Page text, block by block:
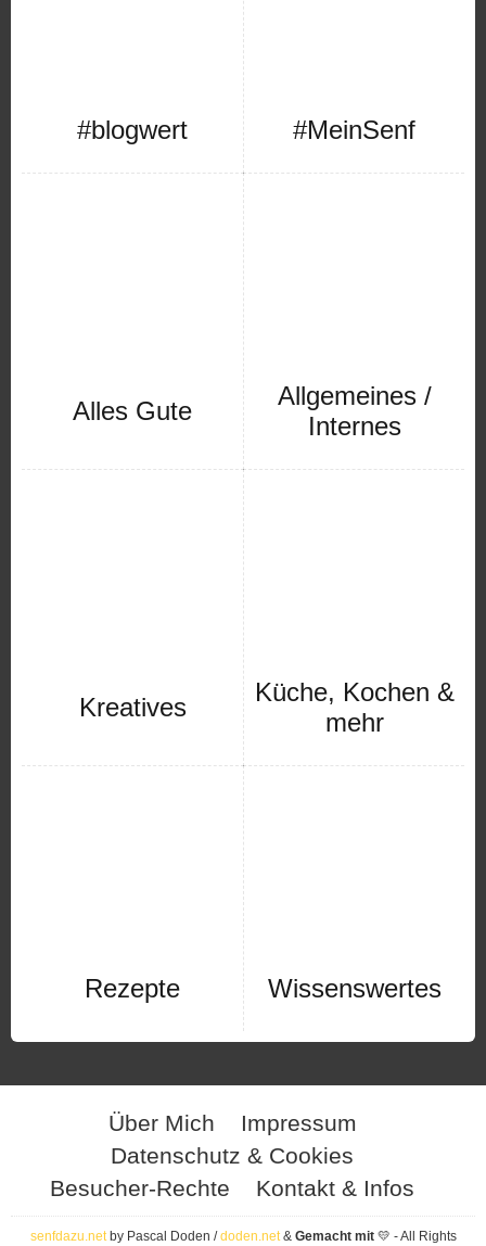
#blogwert #MeinSenf
Alles Gute
Allgemeines /
Internes
Kreatives
Küche, Kochen &
mehr
Rezepte Wissenswertes
Über Mich
Impressum
Datenschutz & Cookies
Besucher-Rechte
Kontakt & Infos
senfdazu.netby Pascal Doden /doden.net& Gemacht mit 💛 - All Rights